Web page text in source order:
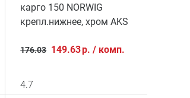
карго 150 NORWIG
крепл.нижнее, хром AKS
176.03 149.63р. / комп.
4.7